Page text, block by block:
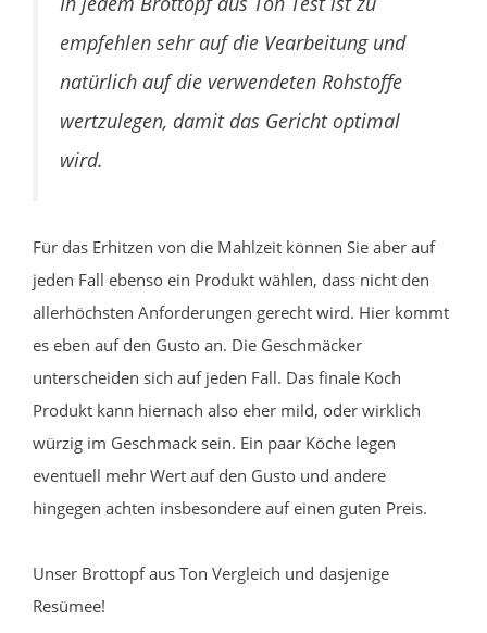
empfehlen sehr auf die Vearbeitung und
natürlich auf die verwendeten Rohstoffe
wertzulegen, damit das Gericht optimal
wird.
Für das Erhitzen von die Mahlzeit können Sie aber auf
jeden Fall ebenso ein Produkt wählen, dass nicht den
allerhöchsten Anforderungen gerecht wird. Hier kommt
es eben auf den Gusto an. Die Geschmäcker
unterscheiden sich auf jeden Fall. Das finale Koch
Produkt kann hiernach also eher mild, oder wirklich
würzig im Geschmack sein. Ein paar Köche legen
eventuell mehr Wert auf den Gusto und andere
hingegen achten insbesondere auf einen guten Preis.
Unser Brottopf aus Ton Vergleich und dasjenige
Resümee!